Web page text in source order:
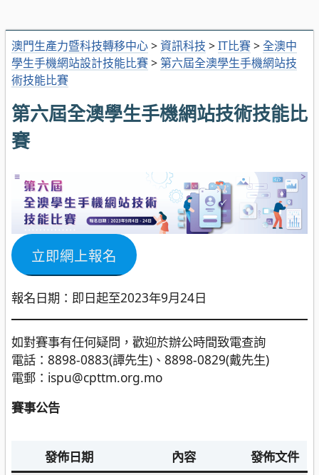
澳門生產力暨科技轉移中心> 資訊科技 >IT比賽>全澳中
學生手機網站設計技能比賽> 第六屆全澳學生手機網站技
術技能比賽
第六屆全澳學生手機網站技術技能比
賽
立即網上報名
報名日期：即日起至2023年9月24日
如對賽事有任何疑問，歡迎於辦公時間致電查詢
電話：8898-0883(譚先生)、8898-0829(戴先生)
電郵：ispu@cpttm.org.mo
賽事公告
發佈日期 內容
發佈文件